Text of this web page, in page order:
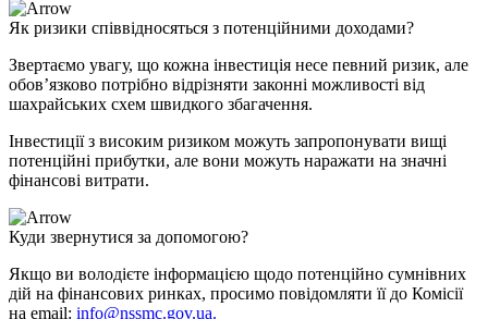
Як ризики співвідносяться з потенційними доходами?
Звертаємо увагу, що кожна інвестиція несе певний ризик, але
обов’язково потрібно відрізняти законні можливості від
шахрайських схем швидкого збагачення.
Інвестиції з високим ризиком можуть запропонувати вищі
потенційні прибутки, але вони можуть наражати на значні
фінансові витрати.
Куди звернутися за допомогою?
Якщо ви володієте інформацією щодо потенційно сумнівних
дій на фінансових ринках, просимо повідомляти її до Комісії
на еmail: info@nssmc.gov.ua.